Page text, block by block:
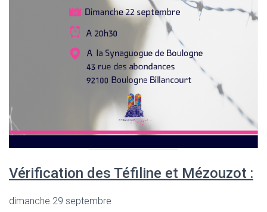
Vérification des Téfiline et Mézouzot :
dimanche 29 septembre